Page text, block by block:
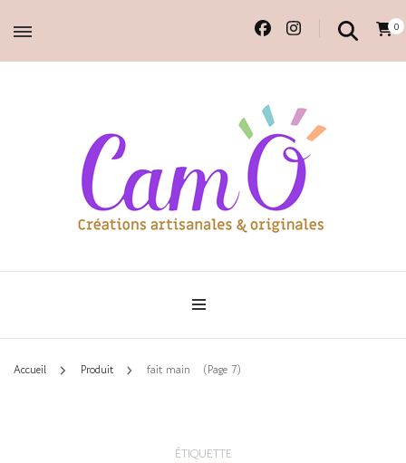
0
Cam'O – Créations
artisanales & originales
Accueil Produit fait main (Page 7)
ÉTIQUETTE